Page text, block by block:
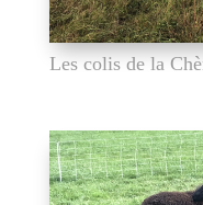
Les colis de la